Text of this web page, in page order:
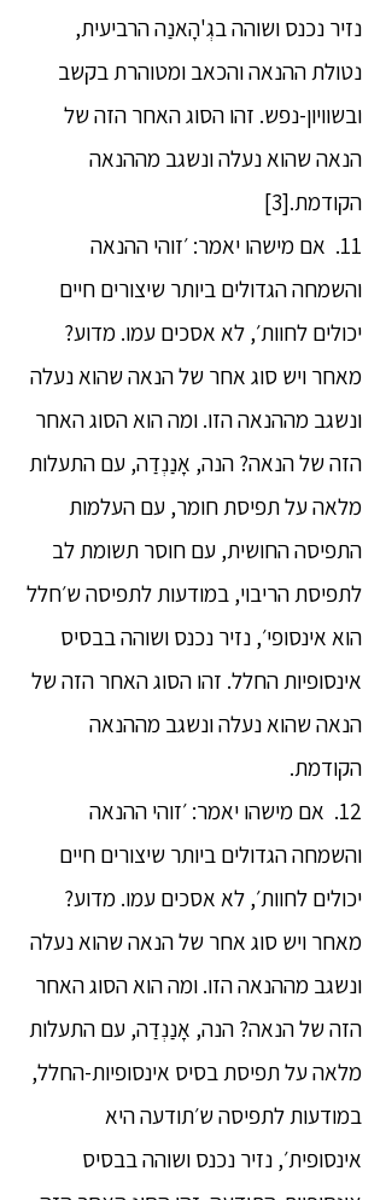
נזיר נכנס ושוהה בגְ'הָאנַה הרביעית,
נטולת ההנאה והכאב ומטוהרת בקשב
ובשוויון-נפש. זהו הסוג האחר הזה של
הנאה שהוא נעלה ונשגב מההנאה
הקודמת.[3]
11. אם מישהו יאמר: ׳זוהי ההנאה
והשמחה הגדולים ביותר שיצורים חיים
יכולים לחוות׳, לא אסכים עמו. מדוע?
מאחר ויש סוג אחר של הנאה שהוא נעלה
ונשגב מההנאה הזו. ומה הוא הסוג האחר
הזה של הנאה? הנה, אָנַנְדַה, עם התעלות
מלאה על תפיסת חומר, עם העלמות
התפיסה החושית, עם חוסר תשומת לב
לתפיסת הריבוי, במודעות לתפיסה ש׳חלל
הוא אינסופי׳, נזיר נכנס ושוהה בבסיס
אינסופיות החלל. זהו הסוג האחר הזה של
הנאה שהוא נעלה ונשגב מההנאה
הקודמת.
12. אם מישהו יאמר: ׳זוהי ההנאה
והשמחה הגדולים ביותר שיצורים חיים
יכולים לחוות׳, לא אסכים עמו. מדוע?
מאחר ויש סוג אחר של הנאה שהוא נעלה
ונשגב מההנאה הזו. ומה הוא הסוג האחר
הזה של הנאה? הנה, אָנַנְדַה, עם התעלות
מלאה על תפיסת בסיס אינסופיות-החלל,
במודעות לתפיסה ש׳תודעה היא
אינסופית׳, נזיר נכנס ושוהה בבסיס